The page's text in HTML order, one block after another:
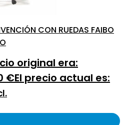
CON RUEDAS FAIBO
original era:
€El precio actual es: